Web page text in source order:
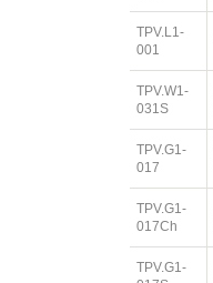
TPV.L1-
001
TPV.W1-
031S
TPV.G1-
017
TPV.G1-
017Ch
TPV.G1-